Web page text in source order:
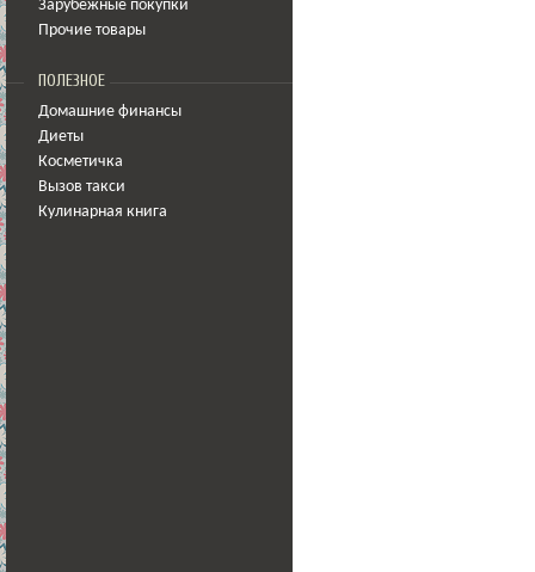
Зарубежные покупки
Прочие товары
ПОЛЕЗНОЕ
Домашние финансы
Диеты
Косметичка
Вызов такси
Кулинарная книга